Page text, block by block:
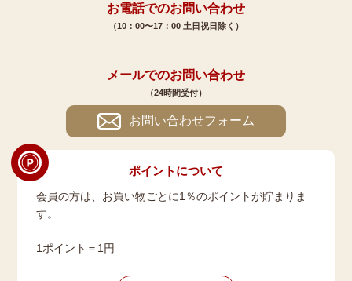
お電話でのお問い合わせ
（10：00〜17：00 土日祝日除く）
メールでのお問い合わせ
（24時間受付）
お問い合わせフォーム
ポイントについて
会員の方は、お買い物ごとに1％のポイントが貯まりま
す。
1ポイント＝1円